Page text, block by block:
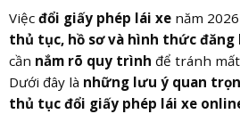
Việc đổi giấy phép lái xenăm
thủ tục, hồ sơ và hình thức đăng
cần nắm rõ quy trình để tránh
Dưới đây là những lưu ý quan
thủ tục đổi giấy phép lái xe